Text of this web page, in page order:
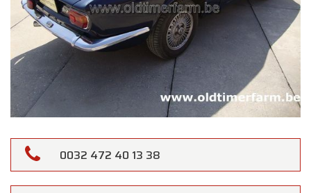
0032 472 40 13 38